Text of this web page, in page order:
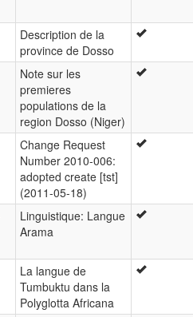
Description de la
province de Dosso
Note sur les
premieres
populations de la
region Dosso (Niger)
Change Request
Number 2010-006:
adopted create [tst]
(2011-05-18)
Linguistique: Langue
Arama
La langue de
Tumbuktu dans la
Polyglotta Africana